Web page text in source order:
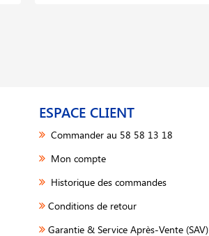
ESPACE CLIENT
Commander au 58 58 13 18
Mon compte
Historique des commandes
Conditions de retour
Garantie & Service Après-Vente (SAV)